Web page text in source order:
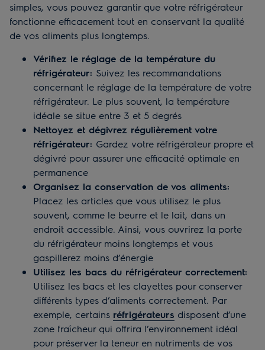
simples, vous pouvez garantir que votre réfrigérateur
fonctionne efficacement tout en conservant la qualité
de vos aliments plus longtemps.
Vérifiez le réglage de la température du
réfrigérateur: Suivez les recommandations
concernant le réglage de la température de votre
réfrigérateur. Le plus souvent, la température
idéale se situe entre 3 et 5 degrés
Nettoyez et dégivrez régulièrement votre
réfrigérateur: Gardez votre réfrigérateur propre et
dégivré pour assurer une efficacité optimale en
permanence
Organisez la conservation de vos aliments:
Placez les articles que vous utilisez le plus
souvent, comme le beurre et le lait, dans un
endroit accessible. Ainsi, vous ouvrirez la porte
du réfrigérateur moins longtemps et vous
gaspillerez moins d’énergie
Utilisez les bacs du réfrigérateur correctement:
Utilisez les bacs et les clayettes pour conserver
différents types d’aliments correctement. Par
exemple, certains réfrigérateurs disposent d’une
zone fraîcheur qui offrira l’environnement idéal
pour préserver la teneur en nutriments de vos